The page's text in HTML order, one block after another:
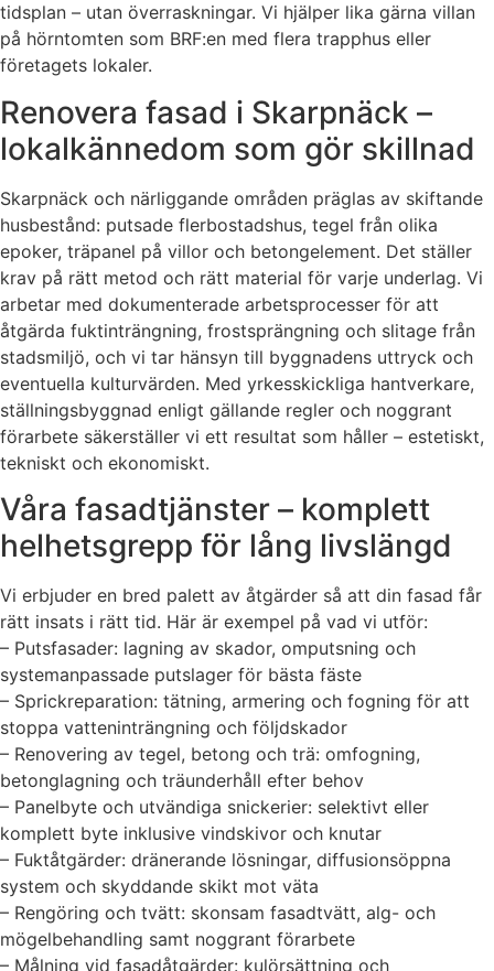
tidsplan – utan överraskningar. Vi hjälper lika gärna villan
på hörntomten som BRF:en med flera trapphus eller
företagets lokaler.
Renovera fasad i Skarpnäck –
lokalkännedom som gör skillnad
Skarpnäck och närliggande områden präglas av skiftande
husbestånd: putsade flerbostadshus, tegel från olika
epoker, träpanel på villor och betongelement. Det ställer
krav på rätt metod och rätt material för varje underlag. Vi
arbetar med dokumenterade arbetsprocesser för att
åtgärda fuktinträngning, frostsprängning och slitage från
stadsmiljö, och vi tar hänsyn till byggnadens uttryck och
eventuella kulturvärden. Med yrkesskickliga hantverkare,
ställningsbyggnad enligt gällande regler och noggrant
förarbete säkerställer vi ett resultat som håller – estetiskt,
tekniskt och ekonomiskt.
Våra fasadtjänster – komplett
helhetsgrepp för lång livslängd
Vi erbjuder en bred palett av åtgärder så att din fasad får
rätt insats i rätt tid. Här är exempel på vad vi utför:
– Putsfasader: lagning av skador, omputsning och
systemanpassade putslager för bästa fäste
– Sprickreparation: tätning, armering och fogning för att
stoppa vatteninträngning och följdskador
– Renovering av tegel, betong och trä: omfogning,
betonglagning och träunderhåll efter behov
– Panelbyte och utvändiga snickerier: selektivt eller
komplett byte inklusive vindskivor och knutar
– Fuktåtgärder: dränerande lösningar, diffusionsöppna
system och skyddande skikt mot väta
– Rengöring och tvätt: skonsam fasadtvätt, alg- och
mögelbehandling samt noggrant förarbete
– Målning vid fasadåtgärder: kulörsättning och